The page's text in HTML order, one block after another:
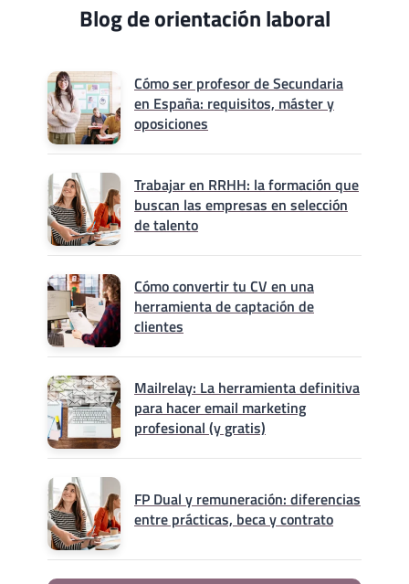
Blog de orientación laboral
Cómo ser profesor de Secundaria
en España: requisitos, máster y
oposiciones
Trabajar en RRHH: la formación que
buscan las empresas en selección
de talento
Cómo convertir tu CV en una
herramienta de captación de
clientes
Mailrelay: La herramienta definitiva
para hacer email marketing
profesional (y gratis)
FP Dual y remuneración: diferencias
entre prácticas, beca y contrato